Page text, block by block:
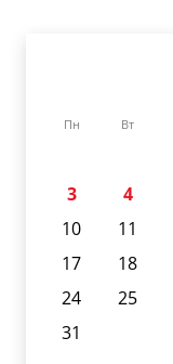
Пн Вт
3
4
10
11
17
18
24
25
31